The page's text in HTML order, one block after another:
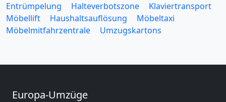
Entrümpelung
Halteverbotszone
Klaviertransport
Möbellift
Haushaltsauflösung
Möbeltaxi
Möbelmitfahrzentrale
Umzugskartons
Europa-Umzüge